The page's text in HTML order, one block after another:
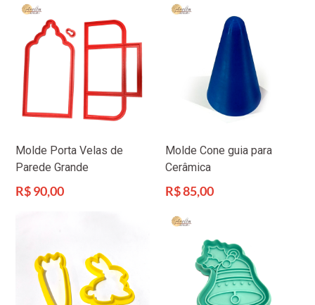
Molde Porta Velas de
Parede Grande
Preço
R$ 90,00
Molde Cone guia para
Cerâmica
Preço
R$ 85,00